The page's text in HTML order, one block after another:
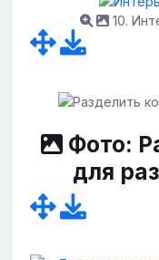
10.
Фото:
для